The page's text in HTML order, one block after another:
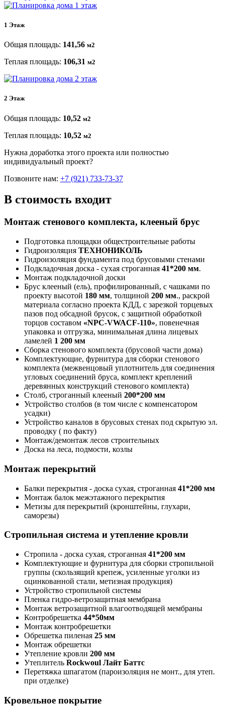
1 Этаж
Общая площадь: 141,56 м2
Теплая площадь: 106,31 м2
2 Этаж
Общая площадь: 10,52 м2
Теплая площадь: 10,52 м2
Нужна доработка этого проекта или полностью
индивидуальный проект?
Позвоните нам: +7 (921) 733-73-37
В стоимость входит
Монтаж стенового комплекта, клееный брус
Подготовка площадки общестроительные работы
Гидроизоляция ТЕХНОНИКОЛЬ
Гидроизоляция фундамента под брусовыми стенами
Подкладочная доска - сухая строганная 41*200 мм.
Монтаж подкладочной доски
Брус клееный (ель), профилированный, с чашками по
проекту высотой 180 мм, толщиной 200 мм., раскрой
материала согласно проекта КДД, с зарезкой торцевых
пазов под обсадной брусок, с защитной обработкой
торцов составом «NPC-VWACF-110», повенечная
упаковка и отгрузка, минимальная длина лицевых
ламелей 1 200 мм
Сборка стенового комплекта (брусовой части дома)
Комплектующие, фурнитура для сборки стенового
комплекта (межвенцовый уплотнитель для соединения
угловых соединений бруса, комплект креплений
деревянных конструкций стенового комплекта)
Столб, строганный клееный 200*200 мм
Устройство столбов (в том числе с компенсатором
усадки)
Устройство каналов в брусовых стенах под скрытую эл.
проводку ( по факту)
Монтаж/демонтаж лесов строительных
Доска на леса, подмости, козлы
Монтаж перекрытий
Балки перекрытия - доска сухая, строганная 41*200 мм
Монтаж балок межэтажного перекрытия
Метизы для перекрытий (кронштейны, глухари,
саморезы)
Стропильная система и утепление кровли
Стропила - доска сухая, строганная 41*200 мм
Комплектующие и фурнитура для сборки стропильной
группы (скользящий крепеж, усиленные уголки из
оцинкованной стали, метизная продукция)
Устройство стропильной системы
Пленка гидро-ветрозащитная мембрана
Монтаж ветрозащитной влагоотводящей мембраны
Контробрешетка 44*50мм
Монтаж контробрешетки
Обрешетка пиленая 25 мм
Монтаж обрешетки
Утепление кровли 200 мм
Утеплитель Rockwoul Лайт Баттс
Перетяжка шпагатом (пароизоляция не монт., для утеп.
при отделке)
Кровельное покрытие